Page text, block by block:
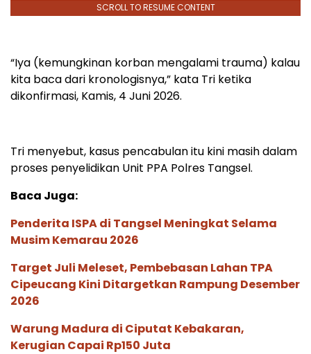
SCROLL TO RESUME CONTENT
“Iya (kemungkinan korban mengalami trauma) kalau
kita baca dari kronologisnya,” kata Tri ketika
dikonfirmasi, Kamis, 4 Juni 2026.
Tri menyebut, kasus pencabulan itu kini masih dalam
proses penyelidikan Unit PPA Polres Tangsel.
Baca Juga:
Penderita ISPA di Tangsel Meningkat Selama
Musim Kemarau 2026
Target Juli Meleset, Pembebasan Lahan TPA
Cipeucang Kini Ditargetkan Rampung Desember
2026
Warung Madura di Ciputat Kebakaran,
Kerugian Capai Rp150 Juta